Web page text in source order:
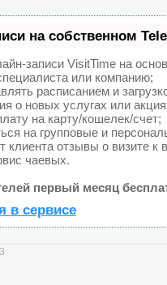
на собственном
записи VisitTime на
или компанию;
расписанием и
о новых услугах или
на карту/кошелек/счет;
на групповые и
отзывы о визите к
чаевых.
первый месяц
в сервисе